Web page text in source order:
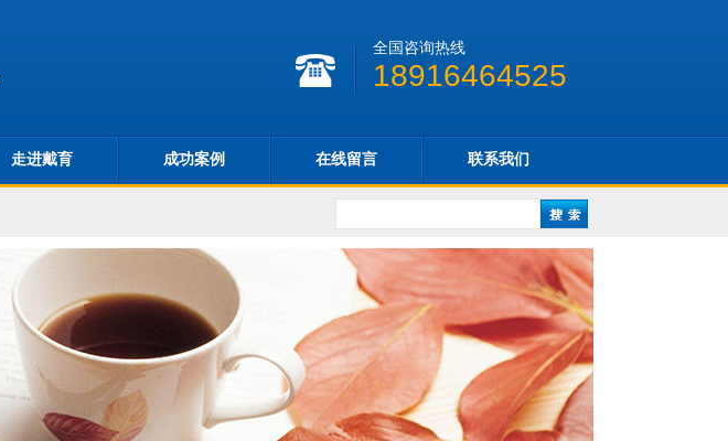
全国咨询热线
18916464525
走进戴育 成功案例 在线留言 联系我们